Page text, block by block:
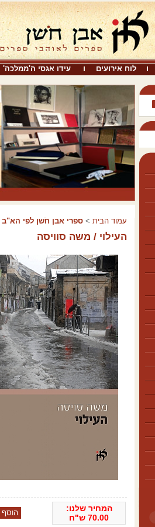
לוח אירועים עידו אגסי ה'ממלכה'
עמוד הבית > ספרי אבן חֹשן לפי הא"ב
העילוי / משה סוויסה
המחיר שלנו:
70.00 ש"ח